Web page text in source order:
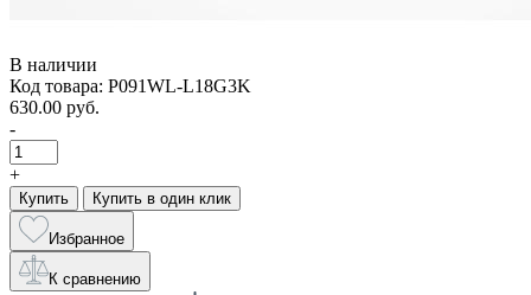
В наличии
Код товара: P091WL-L18G3K
630.00 руб.
-
+
Купить Купить в один клик
Избранное
К сравнению